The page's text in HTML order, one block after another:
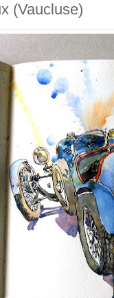
(Vaucluse)